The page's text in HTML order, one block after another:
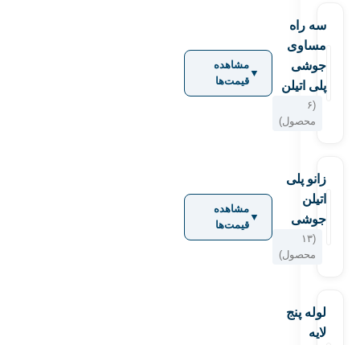
سه راه
مساوی
جوشی
پلی اتیلن
(۶
محصول)
▼
مشاهده
قیمت‌ها
زانو پلی
اتیلن
جوشی
(۱۳
محصول)
▼
مشاهده
قیمت‌ها
لوله پنج
لایه